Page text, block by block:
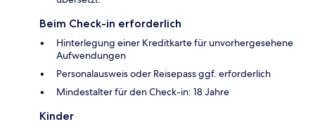
Beim Check-in erforderlich
Hinterlegung einer Kreditkarte für unvorhergesehene
Aufwendungen
Personalausweis oder Reisepass ggf. erforderlich
Mindestalter für den Check-in: 18 Jahre
Kinder